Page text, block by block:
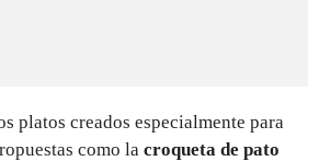
platos creados especialmente para
como la croqueta de pato